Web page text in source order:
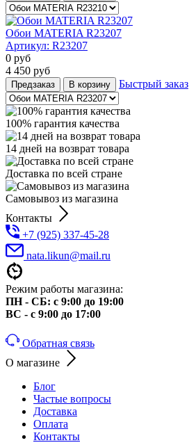
Обои MATERIA R23207
Артикул: R23207
0 руб
4 450 руб
Предзаказ В корзину Быстрый заказ
100% гарантия качества
14 дней на возврат товара
Доставка по всей стране
Самовывоз из магазина
Контакты
+7 (925) 337-45-28
nata.likun@mail.ru
Режим работы магазина:
ПН - СБ: с 9:00 до 19:00
ВС - с 9:00 до 17:00
Обратная связь
О магазине
Блог
Частые вопросы
Доставка
Оплата
Контакты